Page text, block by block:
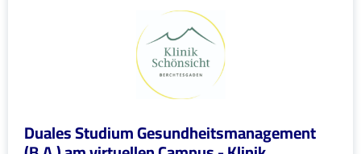
Duales Studium Gesundheitsmanagement